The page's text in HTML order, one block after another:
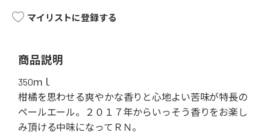
マイリストに登録する
商品説明
350ｍｌ
柑橘を思わせる爽やかな香りと心地よい苦味が特長の
ペールエール。２０１７年からいっそう香りをお楽し
み頂ける中味になってＲＮ。